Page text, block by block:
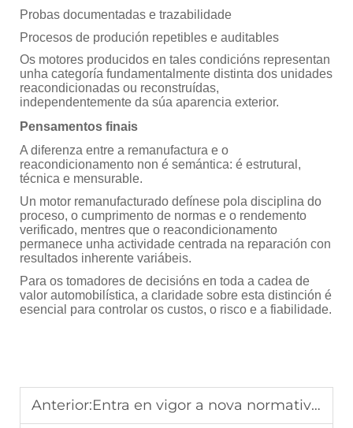
Probas documentadas e trazabilidade
Procesos de produción repetibles e auditables
Os motores producidos en tales condicións representan
unha categoría fundamentalmente distinta dos unidades
reacondicionadas ou reconstruídas,
independentemente da súa aparencia exterior.
Pensamentos finais
A diferenza entre a remanufactura e o
reacondicionamento non é semántica: é estrutural,
técnica e mensurable.
Un motor remanufacturado defínese pola disciplina do
proceso, o cumprimento de normas e o rendemento
verificado, mentres que o reacondicionamento
permanece unha actividade centrada na reparación con
resultados inherente variábeis.
Para os tomadores de decisións en toda a cadea de
valor automobilística, a claridade sobre esta distinción é
esencial para controlar os custos, o risco e a fiabilidade.
Anterior:Entra en vigor a nova normativa histórica da UE: transformación integral da economía circular dos vehículos